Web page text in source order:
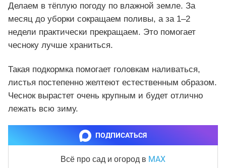
Делаем в тёплую погоду по влажной земле. За
месяц до уборки сокращаем поливы, а за 1–2
недели практически прекращаем. Это помогает
чесноку лучше храниться.
Такая подкормка помогает головкам наливаться,
листья постепенно желтеют естественным образом.
Чеснок вырастет очень крупным и будет отлично
лежать всю зиму.
ПОДПИСАТЬСЯ
Всё про сад и огород в MAX